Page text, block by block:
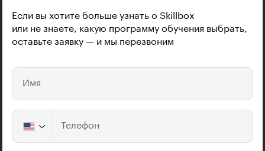
Если вы хотите больше узнать о Skillbox
или не знаете, какую программу обучения выбрать,
оставьте заявку — и мы перезвоним
Имя
Телефон